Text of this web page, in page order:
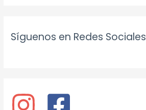
Síguenos en Redes Sociales